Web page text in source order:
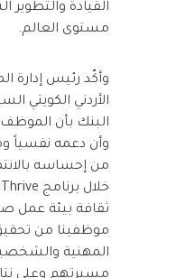
القيادة
مستوى العالم.
وأكّد رئيس إدارة
الأردني الكويتي
البنك بأن
وأن دعمه نفسياً
من إحساسه
ثقافة بيئة عمل
موظفينا من
المهنية